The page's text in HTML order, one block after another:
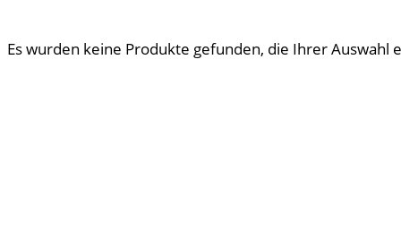
Es wurden keine Produkte gefunden, die Ihrer Auswahl